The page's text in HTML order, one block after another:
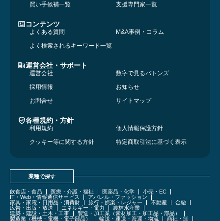
買い手候補一覧
支援専門家一覧
コンテンツ
よくある質問
M&A事例・コラム
よく検索されるキーワード一覧
運営会社・サポート
運営会社
数字で見るバトンズ
採用情報
お知らせ
お問合せ
サイトマップ
各種規約・方針
利用規約
個人情報保護方針
クッキー等に関する方針
特定商取引法に基づく表示
業種で探す
飲食店・食品 医療・介護・福祉 医薬品・化学
小売・EC
IT・Web・情報通信サービス
アパレル・ファッション
家具・家電・日用品・消費財
旅行・娯楽・レジャー 不動産
金融
広告・出版・放送
エネルギー・電力
農林水産業
建築・建設・土木・工事
製造・加工業（素材加工・加工品・部品）
製造業（機械・電機・電子部品）
輸送・運送・海運・物流
商社・卸